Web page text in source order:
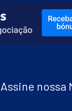
Assine nossa